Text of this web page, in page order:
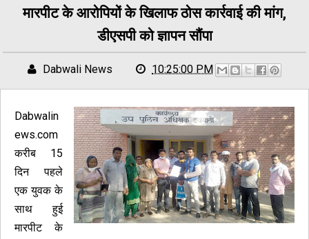
मारपीट के आरोपियों के खिलाफ ठोस कार्रवाई की मांग,
डीएसपी को ज्ञापन सौंपा
Dabwali News 10:25:00 PM
Dabwalin
ews.com
करीब 15
दिन पहले
एक युवक के
साथ हुई
मारपीट के